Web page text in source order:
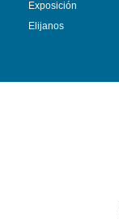
Exposición
Elijanos